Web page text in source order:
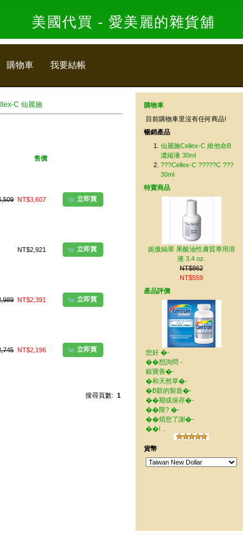
購物車 我要結帳
C 仙麗施
售價
NT$3,607 立即買
NT$2,921 立即買
NT$2,391 立即買
NT$2,196 立即買
搜尋頁數: 1
購物車
目前購物車里沒有任何商品!
暢銷產品
仙麗施Cellex-C 維他命B
濃縮液 30ml
???Cellex-C ?????C ???
30ml
特賣商品
妮傲絲翠 果酸油性膚質專用溶
液 3.4 oz.
NT$862
NT$559
產品評價
您好 �-
��想詢問 -
銀寶善�-
�和天然草�-
�B群的製造�-
��期或保存�-
��限? �-
��煩您了謝�-
��! ..
貨幣
美國代買 - 愛美麗的雜貨舖